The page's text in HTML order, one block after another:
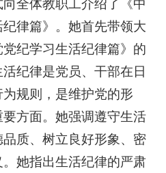
全体教职工介绍了《中
律篇》。她首先带领大
纪学习生活纪律篇》的
纪律是党员、干部在日
规则，是维护党的形
方面。她强调遵守生活
质、树立良好形象、密
她指出生活纪律的严肃